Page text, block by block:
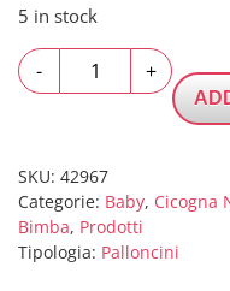
5 in stock
-
Palloncini
Cicogna
Nuvola
Rosa
quantity
+
SKU: 42967
Categorie: Baby, Cicogna
Bimba, Prodotti
Tipologia: Palloncini